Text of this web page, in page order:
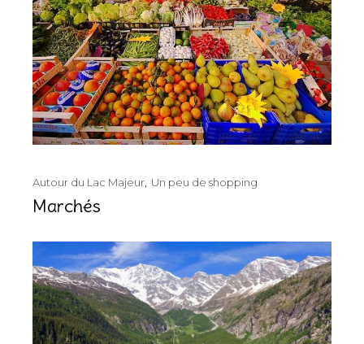
Autour du Lac Majeur Un peu de shopping
Marchés